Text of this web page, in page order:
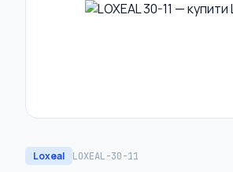
Loxeal LOXEAL-30-11